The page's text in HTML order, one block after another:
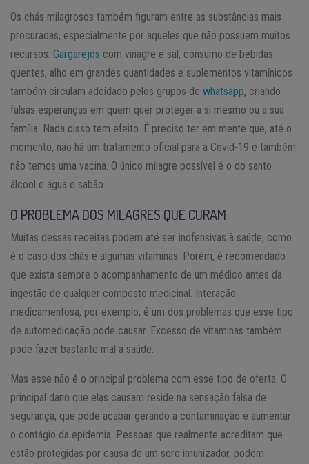
Os chás milagrosos também figuram entre as substâncias mais
procuradas, especialmente por aqueles que não possuem muitos
recursos. Gargarejos com vinagre e sal, consumo de bebidas
quentes, alho em grandes quantidades e suplementos vitamínicos
também circulam adoidado pelos grupos de whatsapp, criando
falsas esperanças em quem quer proteger a si mesmo ou a sua
família. Nada disso tem efeito. É preciso ter em mente que, até o
momento, não há um tratamento oficial para a Covid-19 e também
não temos uma vacina. O único milagre possível é o do santo
álcool e água e sabão.
O PROBLEMA DOS MILAGRES QUE CURAM
Muitas dessas receitas podem até ser inofensivas à saúde, como
é o caso dos chás e algumas vitaminas. Porém, é recomendado
que exista sempre o acompanhamento de um médico antes da
ingestão de qualquer composto medicinal. Interação
medicamentosa, por exemplo, é um dos problemas que esse tipo
de automedicação pode causar. Excesso de vitaminas também
pode fazer bastante mal a saúde.
Mas esse não é o principal problema com esse tipo de oferta. O
principal dano que elas causam reside na sensação falsa de
segurança, que pode acabar gerando a contaminação e aumentar
o contágio da epidemia. Pessoas que realmente acreditam que
estão protegidas por causa de um soro imunizador, podem